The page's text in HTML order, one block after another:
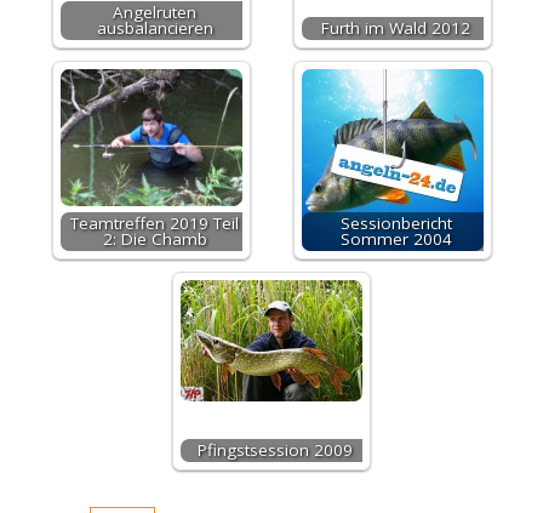
Angelruten
ausbalancieren Furth im Wald 2012
Teamtreffen 2019 Teil
2: Die Chamb
Sessionbericht
Sommer 2004
Pfingstsession 2009